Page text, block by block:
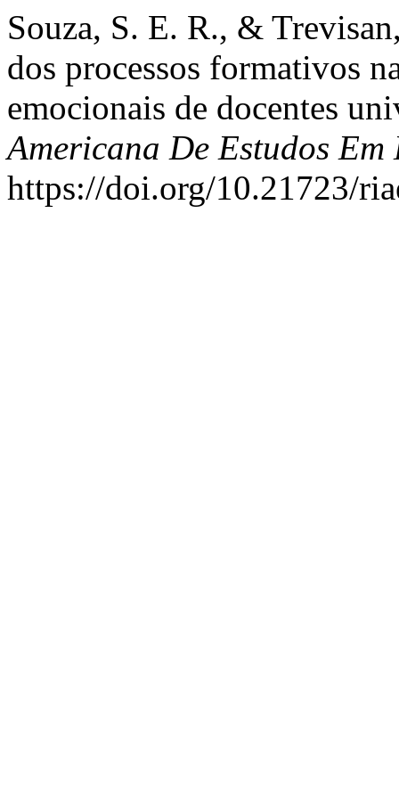
Souza, S. E. R., &
dos processos formativos
emocionais de docentes
Americana De Estudos Em
https://doi.org/10.21723/